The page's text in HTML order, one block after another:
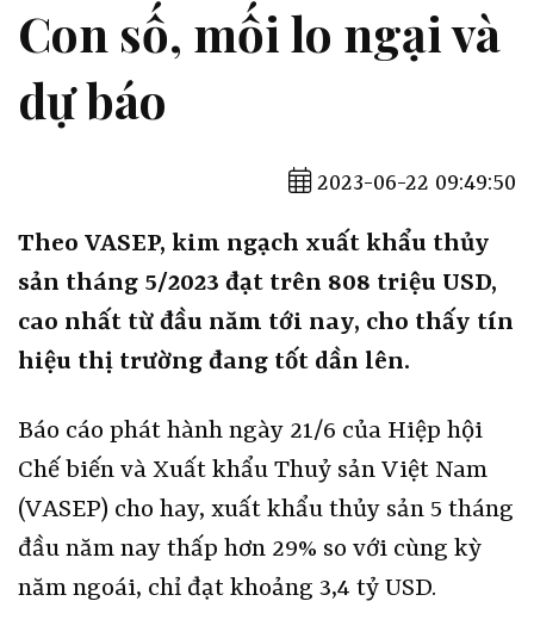
Con số, mối lo ngại và
dự báo
2023-06-22 09:49:50
Theo VASEP, kim ngạch xuất khẩu thủy
sản tháng 5/2023 đạt trên 808 triệu USD,
cao nhất từ đầu năm tới nay, cho thấy tín
hiệu thị trường đang tốt dần lên.
Báo cáo phát hành ngày 21/6 của Hiệp hội
Chế biến và Xuất khẩu Thuỷ sản Việt Nam
(VASEP) cho hay, xuất khẩu thủy sản 5 tháng
đầu năm nay thấp hơn 29% so với cùng kỳ
năm ngoái, chỉ đạt khoảng 3,4 tỷ USD.